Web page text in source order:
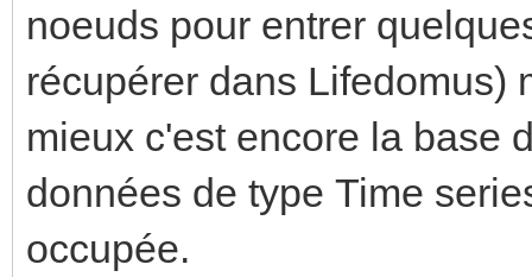
noeuds pour entrer
récupérer dans Lifedomus)
mieux c'est encore la base
données de type Time
occupée.